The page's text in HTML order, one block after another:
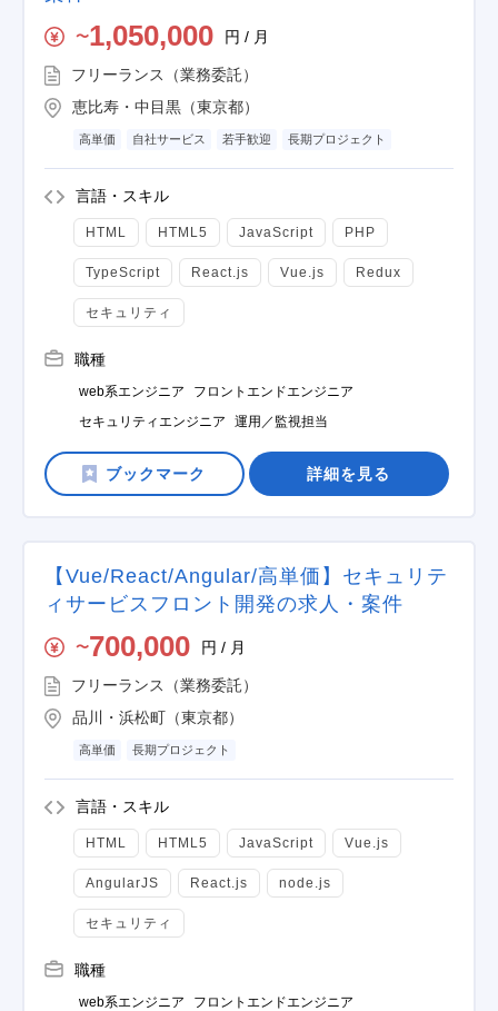
〜1,050,000 円 / 月
フリーランス（業務委託）
恵比寿・中目黒（東京都）
高単価 自社サービス 若手歓迎 長期プロジェクト
言語・スキル
HTML HTML5 JavaScript PHP
TypeScript React.js Vue.js Redux
セキュリティ
職種
web系エンジニア
フロントエンドエンジニア
セキュリティエンジニア
運用／監視担当
詳細を見る
【Vue/React/Angular/高単価】セキュリテ
ィサービスフロント開発の求人・案件
〜700,000 円 / 月
フリーランス（業務委託）
品川・浜松町（東京都）
高単価 長期プロジェクト
言語・スキル
HTML HTML5 JavaScript Vue.js
AngularJS React.js node.js
セキュリティ
職種
web系エンジニア フロントエンドエンジニア